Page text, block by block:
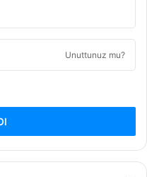
Unuttunuz mu?